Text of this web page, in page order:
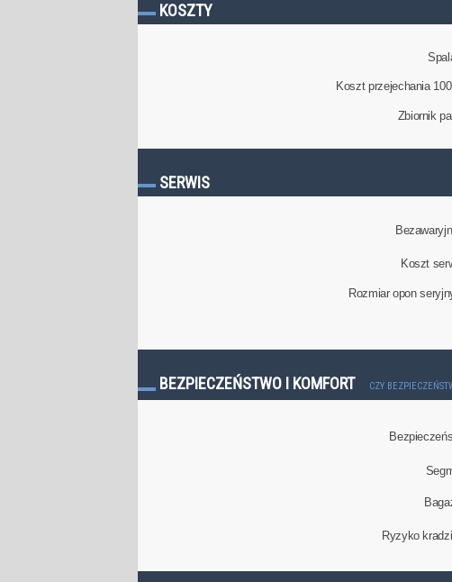
KOSZTY
Koszt przejechania
Zbiornik
SERWIS
Koszt
Rozmiar opon
BEZPIECZEŃSTWO I KOMFORT CZY
Ryzyko